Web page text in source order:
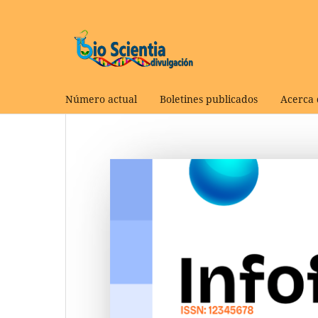
Número actual Boletines publicados